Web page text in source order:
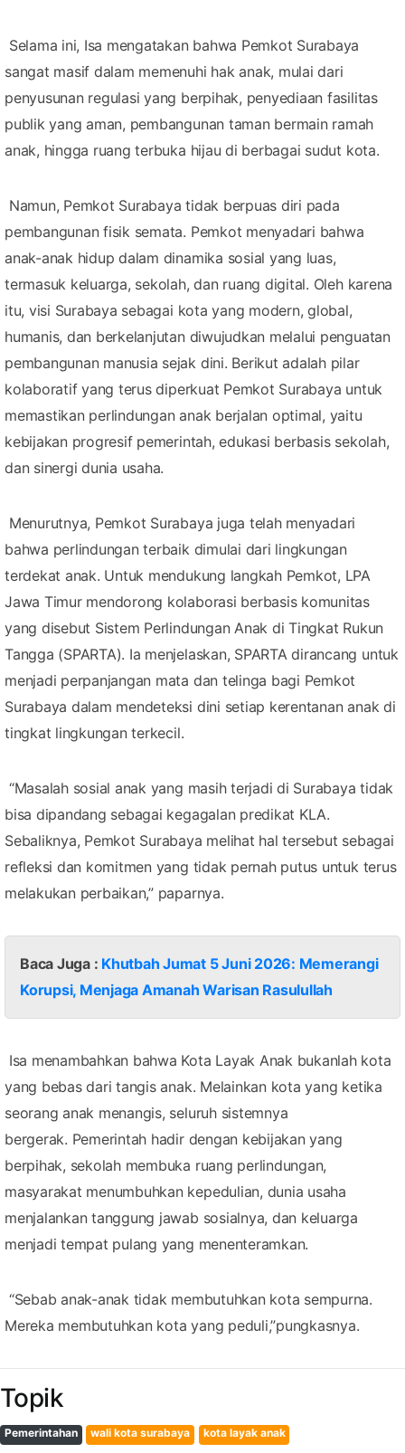
Selama ini, Isa mengatakan bahwa Pemkot Surabaya
sangat masif dalam memenuhi hak anak, mulai dari
penyusunan regulasi yang berpihak, penyediaan fasilitas
publik yang aman, pembangunan taman bermain ramah
anak, hingga ruang terbuka hijau di berbagai sudut kota.
Namun, Pemkot Surabaya tidak berpuas diri pada
pembangunan fisik semata. Pemkot menyadari bahwa
anak-anak hidup dalam dinamika sosial yang luas,
termasuk keluarga, sekolah, dan ruang digital. Oleh karena
itu, visi Surabaya sebagai kota yang modern, global,
humanis, dan berkelanjutan diwujudkan melalui penguatan
pembangunan manusia sejak dini. Berikut adalah pilar
kolaboratif yang terus diperkuat Pemkot Surabaya untuk
memastikan perlindungan anak berjalan optimal, yaitu
kebijakan progresif pemerintah, edukasi berbasis sekolah,
dan sinergi dunia usaha.
Menurutnya, Pemkot Surabaya juga telah menyadari
bahwa perlindungan terbaik dimulai dari lingkungan
terdekat anak. Untuk mendukung langkah Pemkot, LPA
Jawa Timur mendorong kolaborasi berbasis komunitas
yang disebut Sistem Perlindungan Anak di Tingkat Rukun
Tangga (SPARTA). Ia menjelaskan, SPARTA dirancang untuk
menjadi perpanjangan mata dan telinga bagi Pemkot
Surabaya dalam mendeteksi dini setiap kerentanan anak di
tingkat lingkungan terkecil.
“Masalah sosial anak yang masih terjadi di Surabaya tidak
bisa dipandang sebagai kegagalan predikat KLA.
Sebaliknya, Pemkot Surabaya melihat hal tersebut sebagai
refleksi dan komitmen yang tidak pernah putus untuk terus
melakukan perbaikan,” paparnya.
Baca Juga : Khutbah Jumat 5 Juni 2026: Memerangi
Korupsi, Menjaga Amanah Warisan Rasulullah
Isa menambahkan bahwa Kota Layak Anak bukanlah kota
yang bebas dari tangis anak. Melainkan kota yang ketika
seorang anak menangis, seluruh sistemnya
bergerak. Pemerintah hadir dengan kebijakan yang
berpihak, sekolah membuka ruang perlindungan,
masyarakat menumbuhkan kepedulian, dunia usaha
menjalankan tanggung jawab sosialnya, dan keluarga
menjadi tempat pulang yang menenteramkan.
“Sebab anak-anak tidak membutuhkan kota sempurna.
Mereka membutuhkan kota yang peduli,”pungkasnya.
Topik
Pemerintahan wali kota surabaya kota layak anak